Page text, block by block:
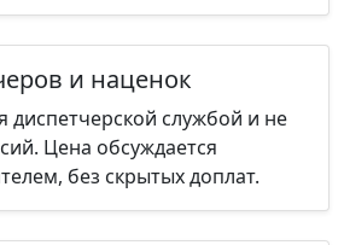
и наценок
диспетчерской службой и не
Цена обсуждается
без скрытых доплат.